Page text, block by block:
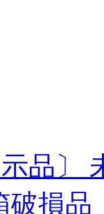
示品〕
破損品